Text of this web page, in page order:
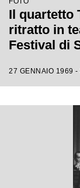
Il quartetto
ritratto in
Festival di
27 GENNAIO 1969